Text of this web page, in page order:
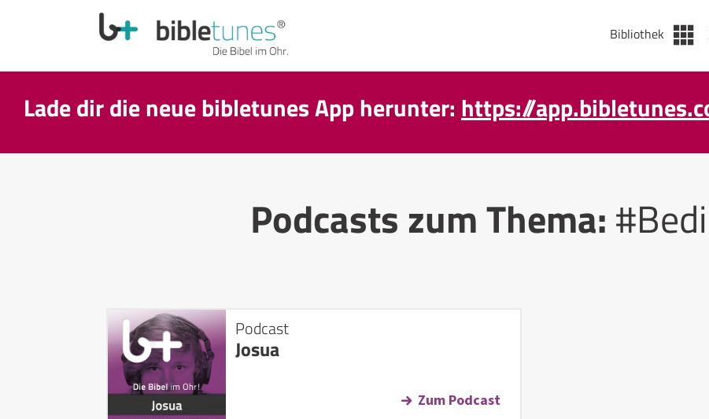
Bibliothek
Lade dir die neue bibletunes App herunter: https://
Podcasts zum Thema:
Podcast
Josua
Zum Podcast